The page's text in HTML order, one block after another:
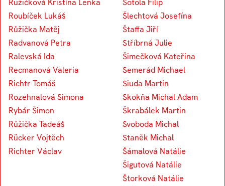
Ružičková Kristína Lenka
Roubíček Lukáš
Růžička Matěj
Radvanová Petra
Ralevská Ida
Recmanová Valeria
Richtr Tomáš
Rozehnalová Simona
Rybár Šimon
Růžička Tadeáš
Rücker Vojtěch
Richter Václav
Šotola Filip
Šlechtová Josefína
Štaffa Jiří
Stříbrná Julie
Šimečková Kateřina
Semerád Michael
Siuda Martin
Skokňa Michal Adam
Škrabálek Martin
Svoboda Michal
Staněk Michal
Šámalová Natálie
Šigutová Natálie
Štorková Natálie